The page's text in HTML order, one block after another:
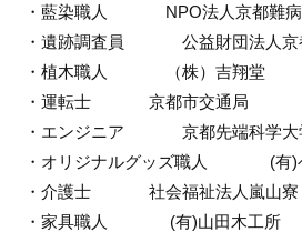
・藍染職人             NPO法人京都
・遺跡調査員             公益財団法
・植木職人             （株）吉翔堂
・運転士             京都市交通局
・エンジニア             京都先端科学
・オリジナルグッズ職人              (
・介護士             社会福祉法人嵐山寮
・家具職人              (有)山田木工所